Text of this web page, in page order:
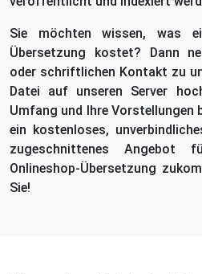
Sie möchten wissen, was
Übersetzung kostet? Dann
oder schriftlichen Kontakt zu
Datei auf unseren Server
Umfang und Ihre Vorstellungen
ein kostenloses,
zugeschnittenes Angebot
Onlineshop-Übersetzung
Sie!